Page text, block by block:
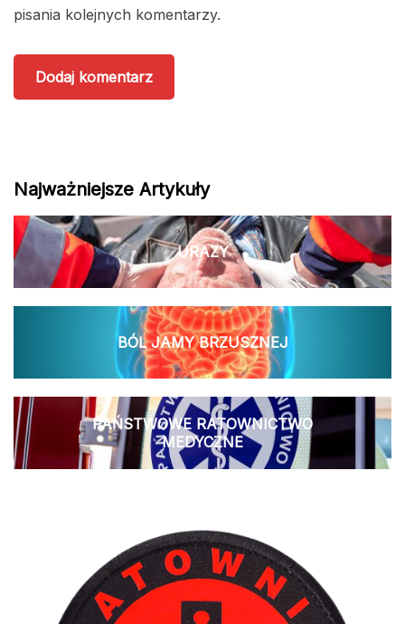
pisania kolejnych komentarzy.
Najważniejsze Artykuły
URAZY
BÓL JAMY BRZUSZNEJ
PAŃSTWOWE RATOWNICTWO
MEDYCZNE